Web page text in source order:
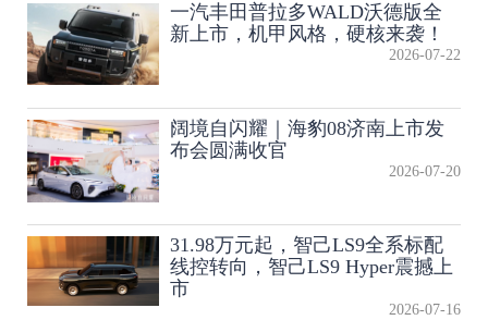
一汽丰田普拉多WALD沃德版全
新上市，机甲风格，硬核来袭！
2026-07-22
阔境自闪耀｜海豹08济南上市发
布会圆满收官
2026-07-20
31.98万元起，智己LS9全系标配
线控转向，智己LS9 Hyper震撼上
市
2026-07-16